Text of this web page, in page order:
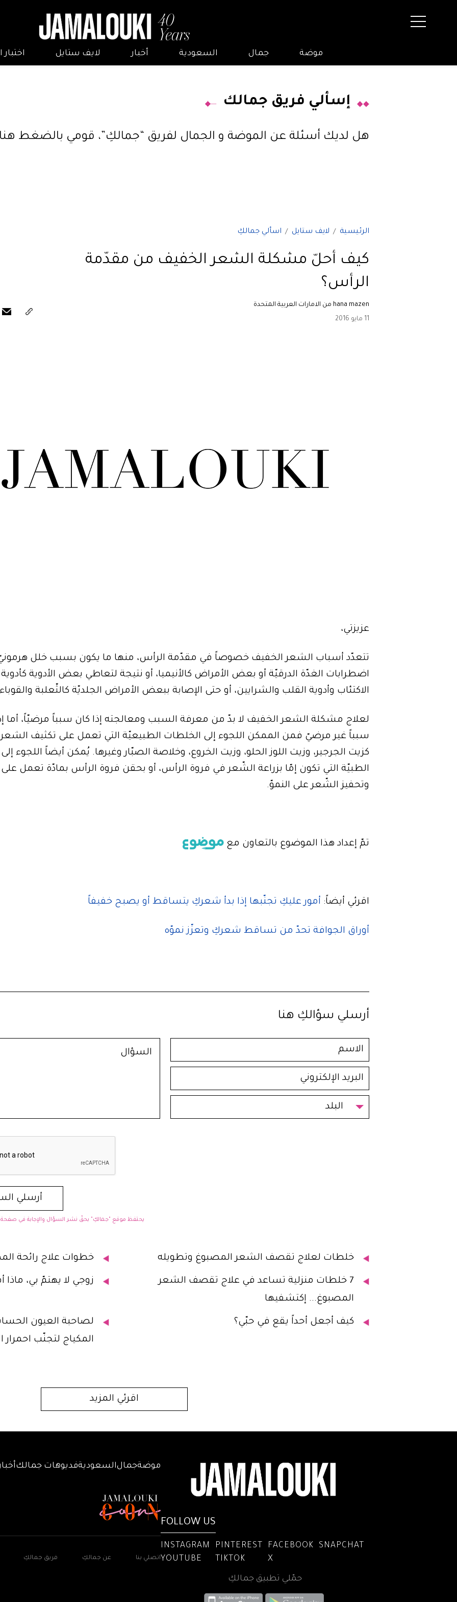
موضة جمال السعودية أخبار لايف ستايل
إسألي فريق جمالك
هل لديك أسئلة عن الموضة و الجمال لفريق “جمالكِ”، قومي بالضغط
الرئيسية لايف ستايل اسألي جمالكِ
كيف أحلّ مشكلة الشعر الخفيف من مقدّمة
الرأس؟
hana mazen من الامارات العربية المتحدة
11 مايو 2016
عزيزتي،
تتعدّد أسباب الشعر الخفيف خصوصاً في مقدّمة الرأس، منها ما يكون بسبب خلل
اضطرابات الغدّة الدرقيّة أو بعض الأمراض كالأنيميا، أو نتيجة لتعاطي بعض الأدوية كأدوية
الاكتئاب وأدوية القلب والشرايين، أو حتى الإصابة ببعض الأمراض الجلديّة كالثّعلبة
لعلاج مشكلة الشعر الخفيف لا بدّ من معرفة السبب ومعالجته إذا كان سبباً مرضيّاً، أما
سبباً غير مرضيّ فمن الممكن اللجوء إلى الخلطات الطبيعيّة التي تعمل على تكثيف الشعر
كزيت الجرجير، وزيت اللوز الحلو، وزيت الخروع، وخلاصة الصبّار وغيرها. يُمكن أيضاً اللجوء
الطبيّة التي تكون إمّا بزراعة الشّعر في فروة الرأس، أو بحقن فروة الرأس بمادّة تعمل على
وتحفيز الشّعر على النموّ.
تمّ إعداد هذا الموضوع بالتعاون مع
اقرئي أيضاً: أمور عليكِ تجنّبها إذا بدأ شعركِ يتساقط أو يصبح خفيفاً
أوراق الجوافة تحدّ من تساقط شعركِ وتعزّز نموّه
أرسلي سؤالكِ هنا
البلد
يحتفظ موقع "جمالكِ" بحقّ نشر السؤال والإجابة في
خلطات لعلاج تقصف الشعر المصبوغ وتطويله خطوات علاج رائحة
7 خلطات منزلية تساعد في علاج تقصف الشعر
المصبوغ... إكتشفيها
زوجي لا يهتمّ بي، ماذا
كيف أجعل أحداً يقع في حبّي؟
لصاحبة العيون
المكياج لتجنّب احمرار
اقرئي المزيد
FOLLOW US
INSTAGRAM PINTEREST FACEBOOK
SNAPCHAT
YOUTUBE
TIKTOK X
حمّلي تطبيق جمالكِ
موضةجمالالسعوديةفديوهات جمالك
اتصلي بنا عن جمالكِ فريق جمالكِ